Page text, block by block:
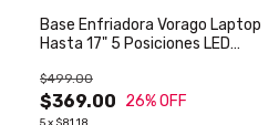
Base Enfriadora Vorago Laptop
Hasta 17" 5 Posiciones LED
$369.00
$499.00
26% OFF